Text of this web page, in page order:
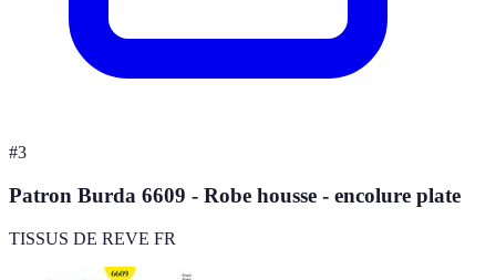
#3
Patron Burda 6609 - Robe housse - encolure plate
TISSUS DE REVE FR